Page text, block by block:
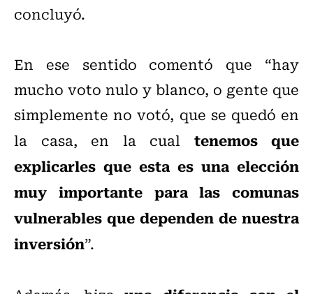
concluyó.
En ese sentido comentó que “hay
mucho voto nulo y blanco, o gente que
simplemente no votó, que se quedó en
la casa, en la cual tenemos que
explicarles que esta es una elección
muy importante para las comunas
vulnerables que dependen de nuestra
inversión”.